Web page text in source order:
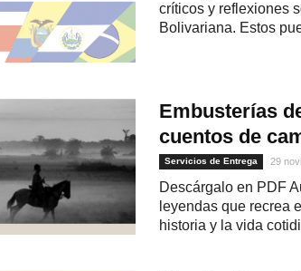
críticos y reflexiones
Bolivariana. Estos
Embusterías
cuentos de
Servicios de Entrega 29
Descárgalo en PDF
leyendas que recrea
historia y la vida